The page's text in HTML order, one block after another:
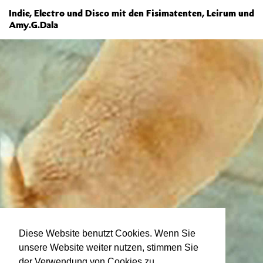
Diese Website benutzt Cookies. Wenn Sie
unsere Website weiter nutzen, stimmen Sie
Indie, Electro und Disco mit den Fisimatenten, Leirum und
Amy.G.Dala